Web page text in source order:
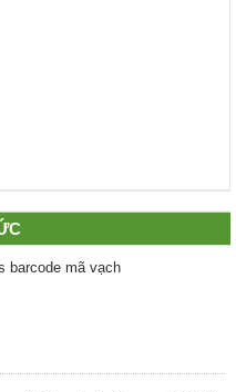
barcode mã vạch